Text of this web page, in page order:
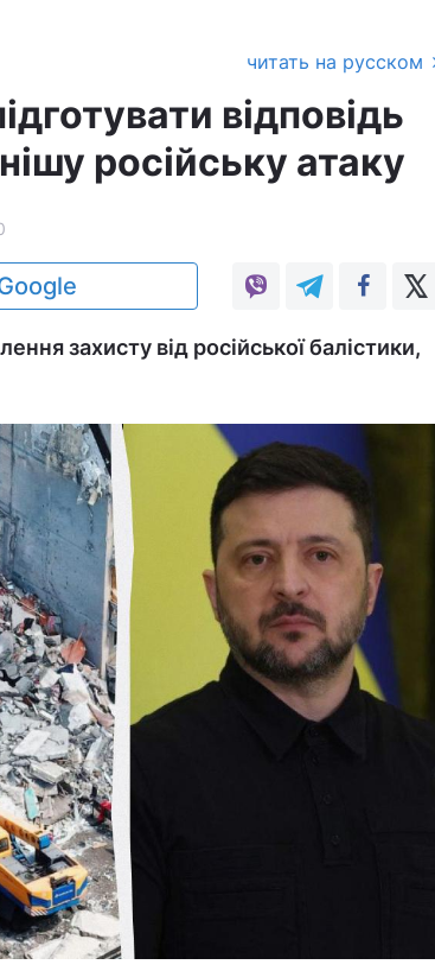
читать на русском
відповідь
російську атаку
захисту від російської балістики,